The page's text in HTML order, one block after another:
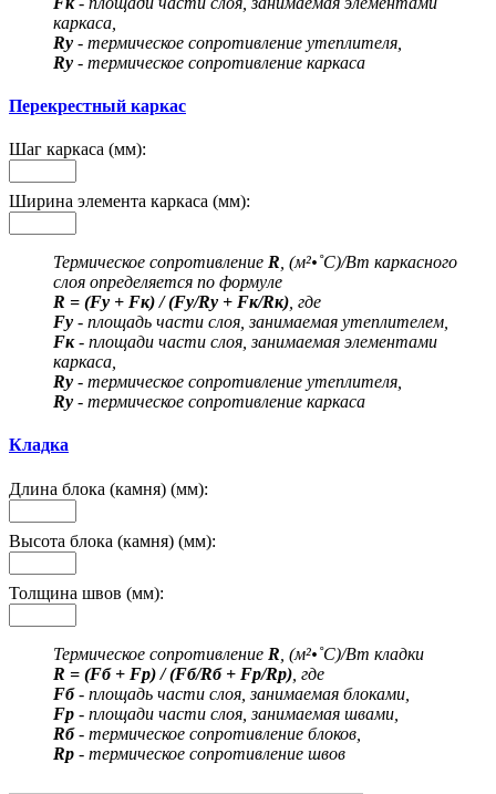
каркаса,
Rу - термическое сопротивление утеплителя,
Rу - термическое сопротивление каркаса
Перекрестный каркас
Шаг каркаса (мм):
Ширина элемента каркаса (мм):
Термическое сопротивление R , (м²•˚С)/Вт каркасного
слоя определяется по формуле
R = (Fу + Fк) / (Fу/Rу + Fк/Rк) , где
Fу - площадь части слоя, занимаемая утеплителем,
Fк- площади части слоя, занимаемая элементами
каркаса,
Rу - термическое сопротивление утеплителя,
Rу - термическое сопротивление каркаса
Кладка
Длина блока (камня) (мм):
Высота блока (камня) (мм):
Толщина швов (мм):
Термическое сопротивление R , (м²•˚С)/Вт кладки
R = (Fб + Fр) / (Fб/Rб + Fр/Rр) , где
Fб- площадь части слоя, занимаемая блоками,
Fр - площади части слоя, занимаемая швами,
Rб- термическое сопротивление блоков,
Rр - термическое сопротивление швов